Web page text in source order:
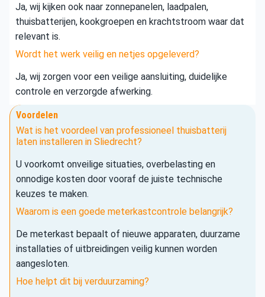
Ja, wij kijken ook naar zonnepanelen, laadpalen,
thuisbatterijen, kookgroepen en krachtstroom waar dat
relevant is.
Wordt het werk veilig en netjes opgeleverd?
Ja, wij zorgen voor een veilige aansluiting, duidelijke
controle en verzorgde afwerking.
Voordelen
Wat is het voordeel van professioneel thuisbatterij
laten installeren in Sliedrecht?
U voorkomt onveilige situaties, overbelasting en
onnodige kosten door vooraf de juiste technische
keuzes te maken.
Waarom is een goede meterkastcontrole belangrijk?
De meterkast bepaalt of nieuwe apparaten, duurzame
installaties of uitbreidingen veilig kunnen worden
aangesloten.
Hoe helpt dit bij verduurzaming?